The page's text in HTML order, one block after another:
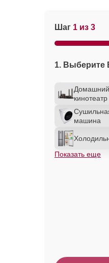
Шаг 1 из 3
1. Выберите
Домашний
кинотеатр
машина
Показать еще